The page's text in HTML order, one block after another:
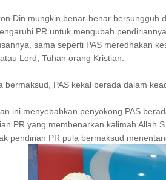
Din mungkin benar-benar bersungguh
PR untuk mengubah
sama seperti PAS meredhakan
Lord, Tuhan orang Kristian.
bermaksud, PAS kekal berada dalam
ini menyebabkan penyokong PAS
PR yang membenarkan kalimah Allah
pendirian PR pula bermaksud